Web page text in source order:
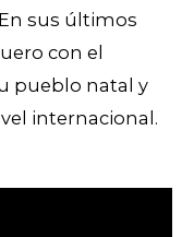
sus últimos
con el
pueblo natal y
internacional.